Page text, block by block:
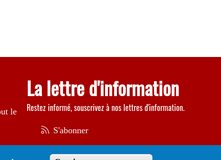
le
La lettre d'information
Restez informé, souscrivez à nos lettres d'information.
S'abonner